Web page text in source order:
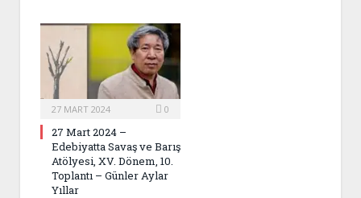
27 MART 2024 0
27 Mart 2024 –
Edebiyatta Savaş ve Barış
Atölyesi, XV. Dönem, 10.
Toplantı – Günler Aylar
Yıllar